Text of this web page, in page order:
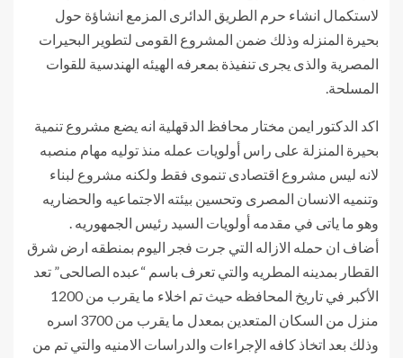
لاستكمال انشاء حرم الطريق الدائرى المزمع انشاؤة حول
بحيرة المنزله وذلك ضمن المشروع القومى لتطوير البحيرات
المصرية والذى يجرى تنفيذة بمعرفه الهيئه الهندسية للقوات
المسلحة.
اكد الدكتور ايمن مختار محافظ الدقهلية انه يضع مشروع تنمية
بحيرة المنزلة على راس أولويات عمله منذ توليه مهام منصبه
لانه ليس مشروع اقتصادى تنموى فقط ولكنه مشروع لبناء
وتنميه الانسان المصرى وتحسين بيئته الاجتماعيه والحضاريه
وهو ما ياتى في مقدمه أولويات السيد رئيس الجمهوريه .
أضاف ان حمله الازاله التي جرت فجر اليوم بمنطقه ارض شرق
القطار بمدينه المطريه والتي تعرف باسم “عبده الصالحى” تعد
الأكبر في تاريخ المحافظه حيث تم اخلاء ما يقرب من 1200
منزل من السكان المتعدين بمعدل ما يقرب من 3700 اسره
وذلك بعد اتخاذ كافه الإجراءات والدراسات الامنيه والتي تم من